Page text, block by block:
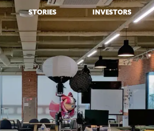
STORIES
뉴스
스토리
소셜 미디어
INVESTORS
기업지배구조
재무정보
공시정보
IR정보
주가정보